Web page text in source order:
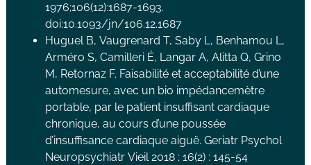
1976;106(12):1687-1693.
doi:10.1093/jn/106.12.1687
Huguel B, Vaugrenard T, Saby L, Benhamou L,
Arméro S, Camilleri É, Langar A, Alitta Q, Grino
M, Retornaz F. Faisabilité et acceptabilité d’une
automesure, avec un bio impédancemètre
portable, par le patient insuffisant cardiaque
chronique, au cours d’une poussée
d’insuffisance cardiaque aiguë. Geriatr Psychol
Neuropsychiatr Vieil 2018 ; 16(2) : 145-54